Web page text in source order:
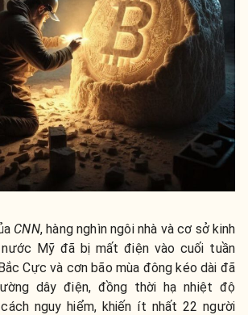
CNN, hàng nghìn ngôi nhà và cơ sở kinh
Mỹ đã bị mất điện vào cuối tuần
Cực và cơn bão mùa đông kéo dài đã
dây điện, đồng thời hạ nhiệt độ
nguy hiểm, khiến ít nhất 22 người